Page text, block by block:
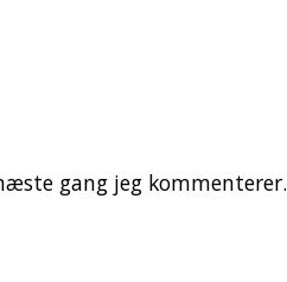
gang jeg kommenterer.